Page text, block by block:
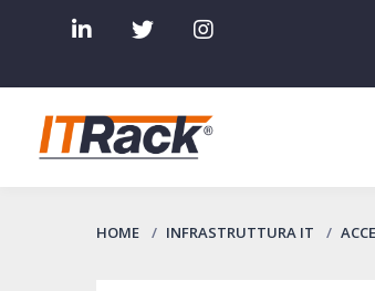
HOME INFRASTRUTTURA IT